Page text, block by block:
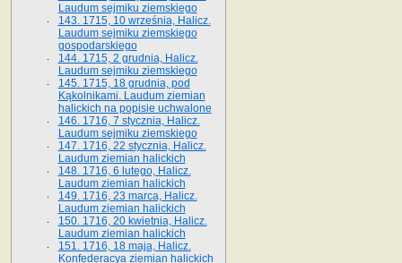
Laudum sejmiku ziemskiego
143. 1715, 10 września, Halicz.
Laudum sejmiku ziemskiego
gospodarskiego
144. 1715, 2 grudnia, Halicz.
Laudum sejmiku ziemskiego
145. 1715, 18 grudnia, pod
Kąkolnikami. Laudum ziemian
halickich na popisie uchwalone
146. 1716, 7 stycznia, Halicz.
Laudum sejmiku ziemskiego
147. 1716, 22 stycznia, Halicz.
Laudum ziemian halickich
148. 1716, 6 lutego, Halicz.
Laudum ziemian halickich
149. 1716, 23 marca, Halicz.
Laudum ziemian halickich
150. 1716, 20 kwietnia, Halicz.
Laudum ziemian halickich
151. 1716, 18 maja, Halicz.
Konfederacya ziemian halickich